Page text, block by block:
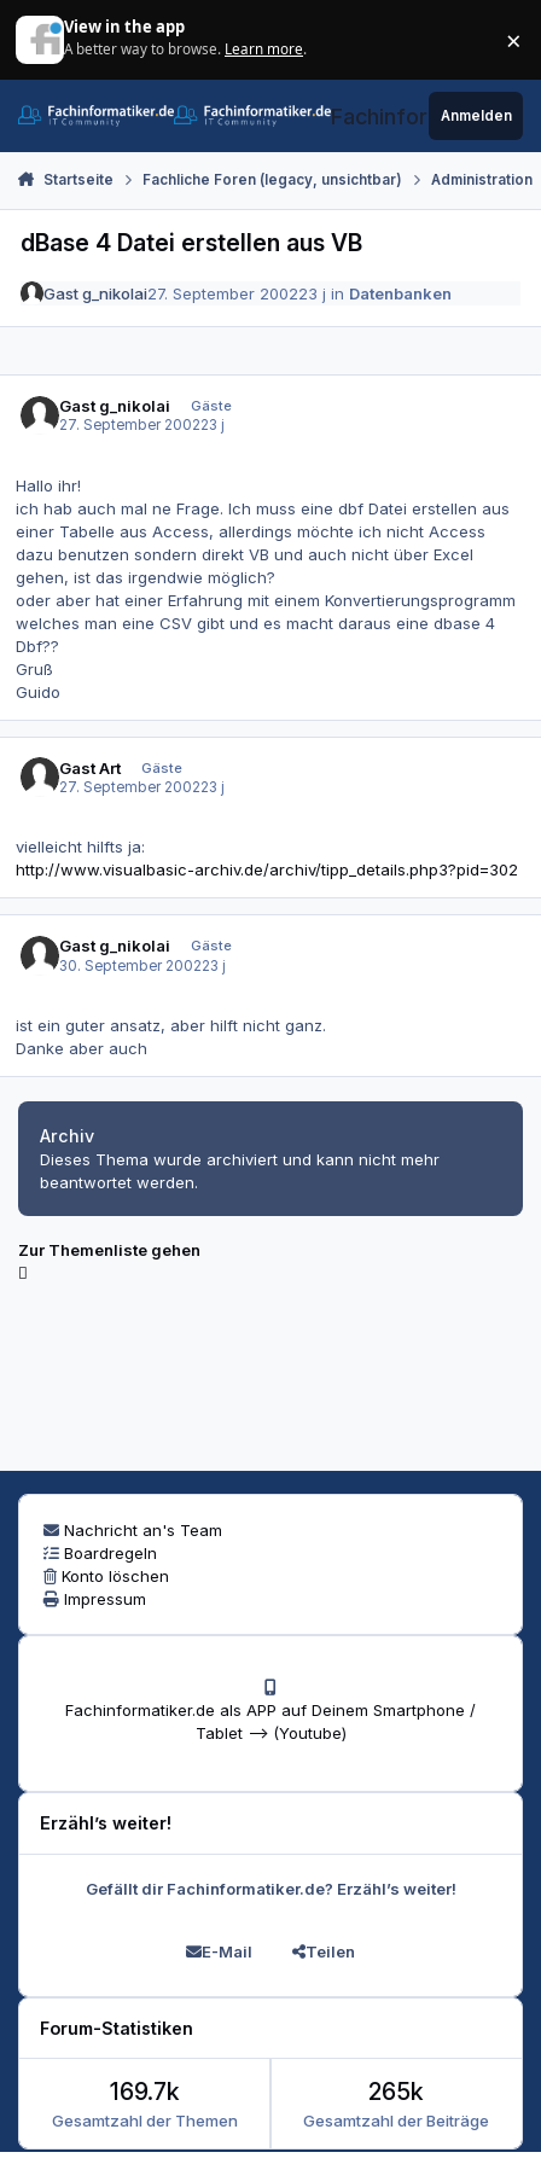
View in the app
A better way to browse. Learn more. ×
Fachinformatiker.de
Anmelden
Startseite Fachliche Foren (legacy, unsichtbar) Administration
dBase 4 Datei erstellen aus VB
Gast g_nikolai27. September 200223 j in Datenbanken
Gast g_nikolai
Gäste
27. September 200223 j
Hallo ihr!
ich hab auch mal ne Frage. Ich muss eine dbf Datei erstellen aus
einer Tabelle aus Access, allerdings möchte ich nicht Access
dazu benutzen sondern direkt VB und auch nicht über Excel
gehen, ist das irgendwie möglich?
oder aber hat einer Erfahrung mit einem Konvertierungsprogramm
welches man eine CSV gibt und es macht daraus eine dbase 4
Dbf??
Gruß
Guido
Gast Art
Gäste
27. September 200223 j
vielleicht hilfts ja:
http://www.visualbasic-archiv.de/archiv/tipp_details.php3?pid=302
Gast g_nikolai
Gäste
30. September 200223 j
ist ein guter ansatz, aber hilft nicht ganz.
Danke aber auch
Archiv
Dieses Thema wurde archiviert und kann nicht mehr
beantwortet werden.
Zur Themenliste gehen
Nachricht an's Team
Boardregeln
Konto löschen
Impressum
Fachinformatiker.de als APP auf Deinem Smartphone /
Tablet --> (Youtube)
Erzähl’s weiter!
Gefällt dir Fachinformatiker.de? Erzähl’s weiter!
E-Mail Teilen
Forum-Statistiken
Gesamtzahl der Themen
169.7k
Gesamtzahl der Beiträge
265k